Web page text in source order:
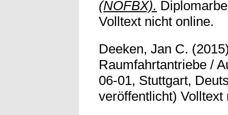
(NOFBX).
Volltext nicht online.
Deeken, Jan C.
Raumfahrtantriebe /
06-01, Stuttgart,
veröffentlicht) Volltext